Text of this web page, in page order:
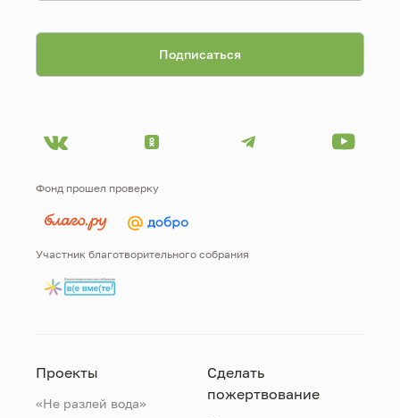
Фонд прошел проверку
Участник благотворительного собрания
Проекты
«Не разлей вода»
Сделать
пожертвование